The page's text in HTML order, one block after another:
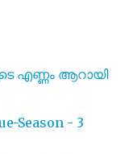
എണ്ണം ആറായി
Season - 3